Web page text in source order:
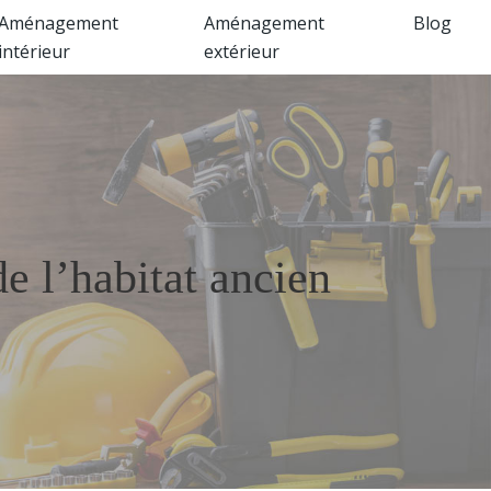
Aménagement
extérieur
Blog
l’habitat ancien